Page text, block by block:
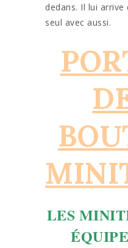
dedans. Il lui
seul avec aussi.
LES